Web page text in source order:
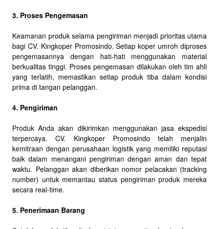
3. Proses Pengemasan
Keamanan produk selama pengiriman menjadi prioritas utama
bagi CV. Kingkoper Promosindo. Setiap koper umroh diproses
pengemasannya dengan hati-hati menggunakan material
berkualitas tinggi. Proses pengemasan dilakukan oleh tim ahli
yang terlatih, memastikan setiap produk tiba dalam kondisi
prima di tangan pelanggan.
4. Pengiriman
Produk Anda akan dikirimkan menggunakan jasa ekspedisi
terpercaya. CV. Kingkoper Promosindo telah menjalin
kemitraan dengan perusahaan logistik yang memiliki reputasi
baik dalam menangani pengiriman dengan aman dan tepat
waktu. Pelanggan akan diberikan nomor pelacakan (tracking
number) untuk memantau status pengiriman produk mereka
secara real-time.
5. Penerimaan Barang